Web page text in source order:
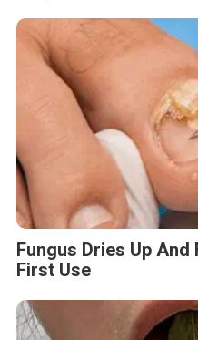
Fungus Dries Up
First Use